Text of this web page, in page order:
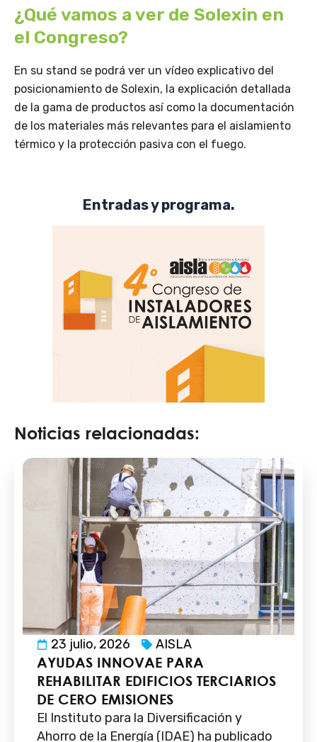
¿Qué vamos a ver de Solexin en
el Congreso?
En su stand se podrá ver un vídeo explicativo del
posicionamiento de Solexin, la explicación detallada
de la gama de productos así como la documentación
de los materiales más relevantes para el aislamiento
térmico y la protección pasiva con el fuego.
Entradas y programa.
Noticias relacionadas:
23 julio, 2026 AISLA
AYUDAS INNOVAE PARA
REHABILITAR EDIFICIOS TERCIARIOS
DE CERO EMISIONES
El Instituto para la Diversificación y
Ahorro de la Energía (IDAE) ha publicado